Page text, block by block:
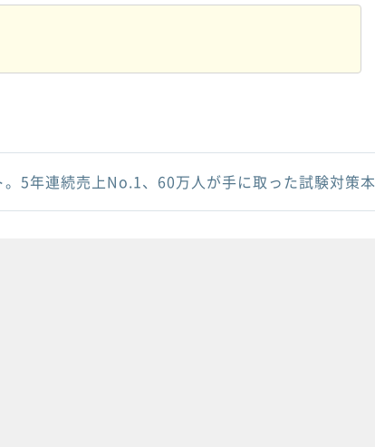
5年連続売上No.1、60万人が手に取った試験対策本